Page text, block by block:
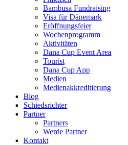
Bambusa Fundraising
Visa für Dänemark
Eröffnungsfeier
Wochenprogramm
Aktivitäten
Dana Cup Event Area
Tourist
Dana Cup App
Medien
Medienakkreditierung
Blog
Schiedsrichter
Partner
Partners
Werde Partner
Kontakt